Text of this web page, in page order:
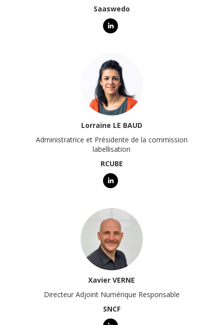
Saaswedo
Lorraine LE BAUD
Administratrice et Présidente de la commission
labellisation
RCUBE
Xavier VERNE
Directeur Adjoint Numérique Responsable
SNCF